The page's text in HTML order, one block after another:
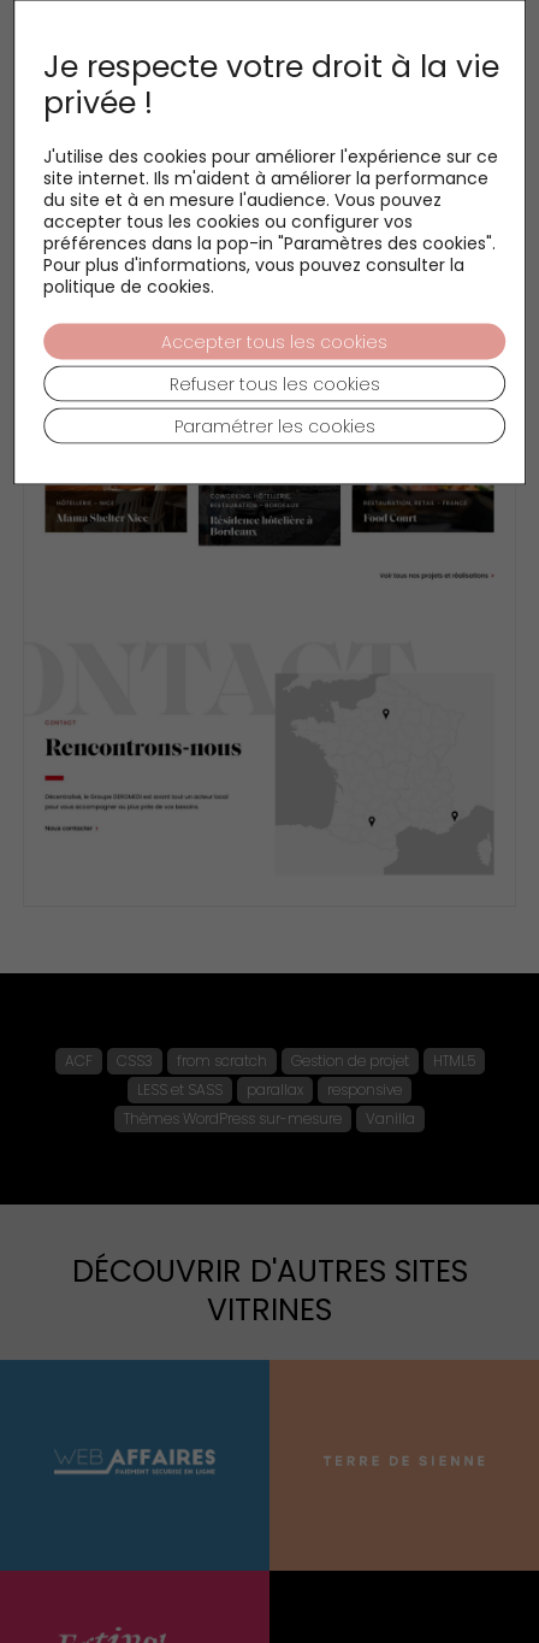
ACF CSS3 from scratch Gestion de projet
HTML5
LESS et SASS
parallax
responsive
Thèmes WordPress sur-mesure
Vanilla
DÉCOUVRIR D'AUTRES SITES
VITRINES
Je respecte votre droit à la vie
privée !
J'utilise des cookies pour améliorer l'expérience sur ce
site internet. Ils m'aident à améliorer la performance
du site et à en mesure l'audience. Vous pouvez
accepter tous les cookies ou configurer vos
préférences dans la pop-in "Paramètres des cookies".
Pour plus d'informations, vous pouvez consulter la
politique de cookies.
Accepter tous les cookies
Refuser tous les cookies
Paramétrer les cookies